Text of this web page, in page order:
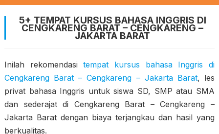
5+ TEMPAT KURSUS BAHASA INGGRIS DI
CENGKARENG BARAT – CENGKARENG –
JAKARTA BARAT
Inilah rekomendasitempat kursus bahasa Inggris di
Cengkareng Barat – Cengkareng – Jakarta Barat, les
privat bahasa Inggris untuk siswa SD, SMP atau SMA
dan sederajat di Cengkareng Barat – Cengkareng –
Jakarta Barat dengan biaya terjangkau dan hasil yang
berkualitas.